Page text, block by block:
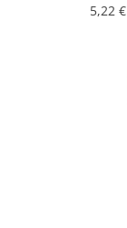
5,22 €